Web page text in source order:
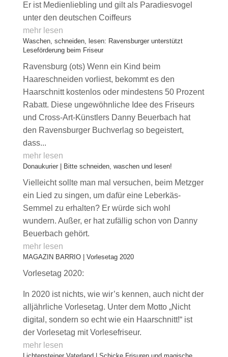
Er ist Medienliebling und gilt als Paradiesvogel
unter den deutschen Coiffeurs
mehr lesen
Waschen, schneiden, lesen: Ravensburger unterstützt
Leseförderung beim Friseur
Ravensburg (ots) Wenn ein Kind beim
Haareschneiden vorliest, bekommt es den
Haarschnitt kostenlos oder mindestens 50 Prozent
Rabatt. Diese ungewöhnliche Idee des Friseurs
und Cross-Art-Künstlers Danny Beuerbach hat
den Ravensburger Buchverlag so begeistert,
dass...
mehr lesen
Donaukurier | Bitte schneiden, waschen und lesen!
Vielleicht sollte man mal versuchen, beim Metzger
ein Lied zu singen, um dafür eine Leberkäs-
Semmel zu erhalten? Er würde sich wohl
wundern. Außer, er hat zufällig schon von Danny
Beuerbach gehört.
mehr lesen
MAGAZIN BARRIO | Vorlesetag 2020
Vorlesetag 2020:
In 2020 ist nichts, wie wir’s kennen, auch nicht der
alljährliche Vorlesetag. Unter dem Motto „Nicht
digital, sondern so echt wie ein Haarschnitt!“ ist
der Vorlesetag mit Vorlesefriseur.
mehr lesen